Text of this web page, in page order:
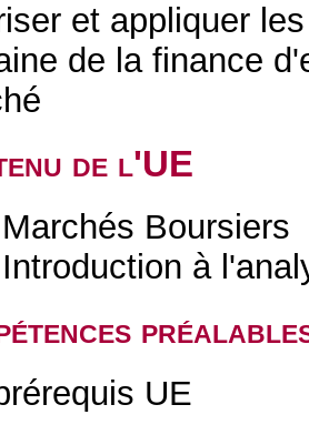
et appliquer
de la finance
de l'UE
Boursiers
à
UE